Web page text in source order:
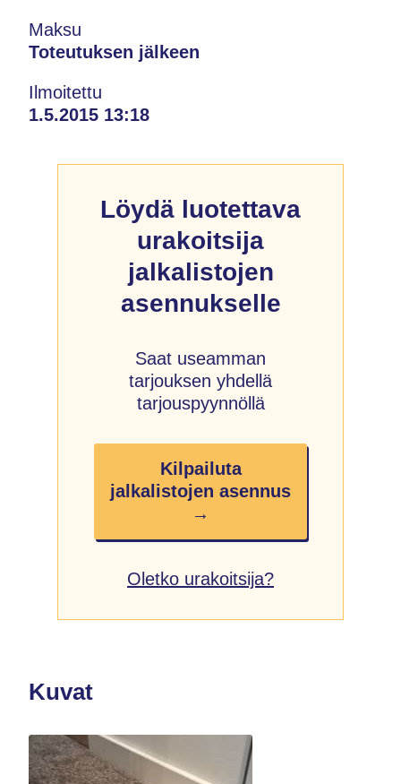
Maksu
Toteutuksen jälkeen
Ilmoitettu
1.5.2015 13:18
Löydä luotettava
urakoitsija
jalkalistojen
asennukselle
Saat useamman
tarjouksen yhdellä
tarjouspyynnöllä
Kilpailuta
jalkalistojen asennus
→
Oletko urakoitsija?
Kuvat